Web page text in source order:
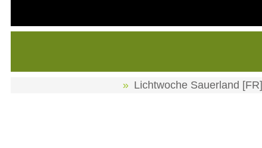
Lichtwoche Sauerland [FR]